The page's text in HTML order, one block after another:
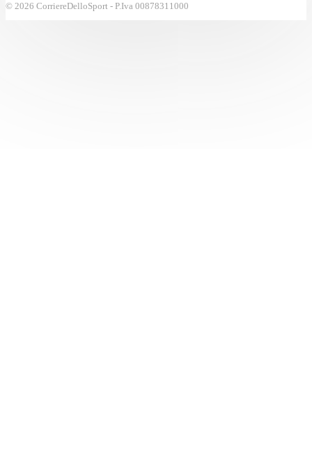
© 2026 CorriereDelloSport - P.Iva 00878311000